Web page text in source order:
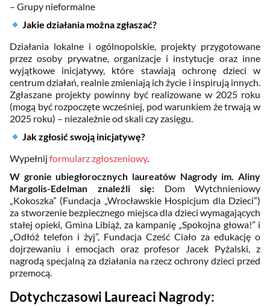
– Grupy nieformalne
Jakie działania można zgłaszać?
Działania lokalne i ogólnopolskie, projekty przygotowane
przez osoby prywatne, organizacje i instytucje oraz inne
wyjątkowe inicjatywy, które stawiają ochronę dzieci w
centrum działań, realnie zmieniają ich życie i inspirują innych.
Zgłaszane projekty powinny być realizowane w 2025 roku
(mogą być rozpoczęte wcześniej, pod warunkiem że trwają w
2025 roku) – niezależnie od skali czy zasięgu.
Jak zgłosić swoją inicjatywę?
Wypełnij formularz zgłoszeniowy.
W gronie ubiegłorocznych laureatów Nagrody im. Aliny
Margolis-Edelman
znaleźli się: Dom Wytchnieniowy
„Kokoszka” (Fundacja „Wrocławskie Hospicjum dla Dzieci”)
za stworzenie bezpiecznego miejsca dla dzieci wymagających
stałej opieki, Gmina Libiąż, za kampanię „Spokojna głowa!” i
„Odłóż telefon i żyj”, Fundacja Cześć Ciało za edukację o
dojrzewaniu i emocjach oraz profesor Jacek Pyżalski, z
nagrodą specjalną za działania na rzecz ochrony dzieci przed
przemocą.
Dotychczasowi Laureaci Nagrody: